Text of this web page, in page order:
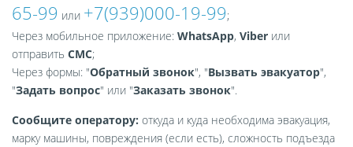
65-99 или +7(939)000-19-99;
Через мобильное приложение: WhatsApp, Viber или
отправить СМС;
Через формы: "Обратный звонок", "Вызвать эвакуатор",
"Задать вопрос" или "Заказать звонок".
Сообщите оператору: откуда и куда необходима эвакуация,
марку машины, повреждения (если есть), сложность подъезда